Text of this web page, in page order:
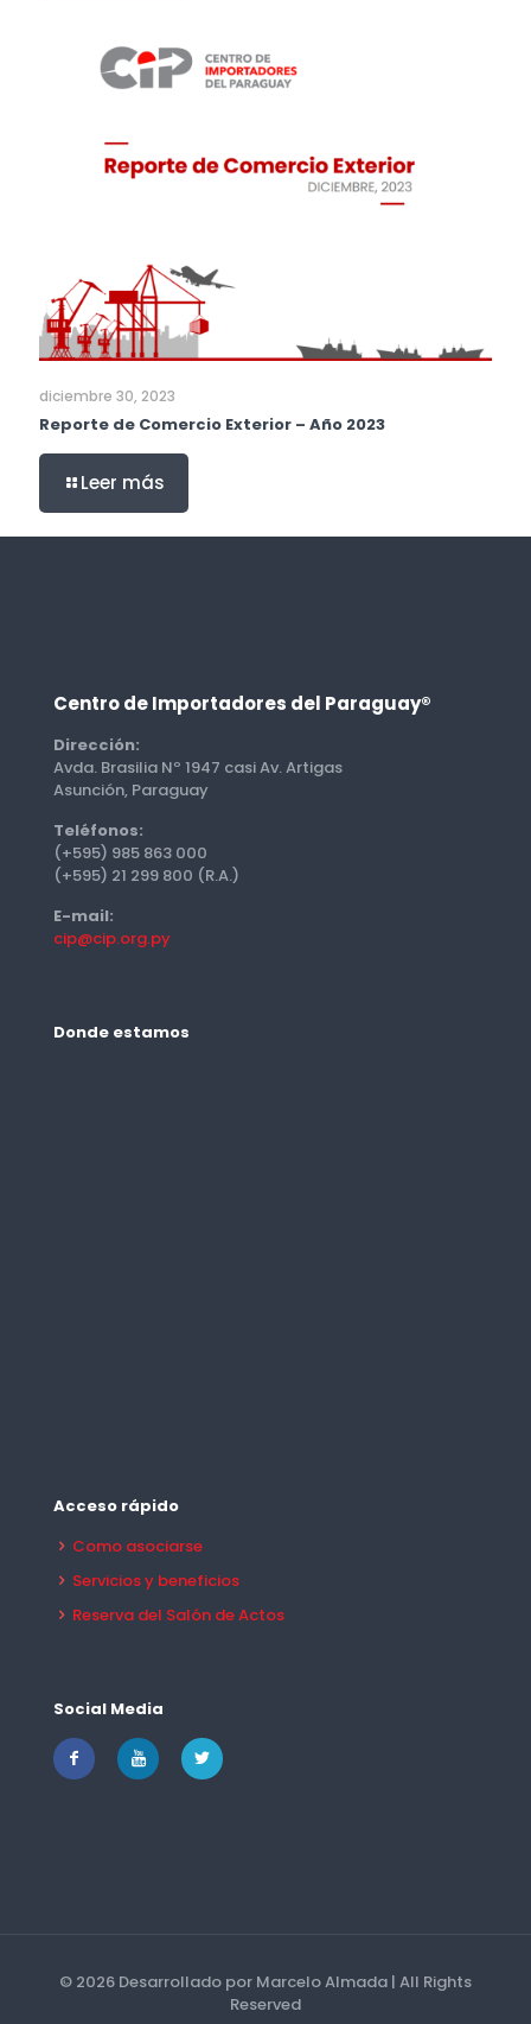
diciembre 30, 2023
Reporte de Comercio Exterior – Año 2023
Leer más
Centro de Importadores del Paraguay®
Dirección:
Avda. Brasilia Nº 1947 casi Av. Artigas
Asunción, Paraguay
Teléfonos:
(+595) 985 863 000
(+595) 21 299 800 (R.A.)
E-mail:
cip@cip.org.py
Donde estamos
Acceso rápido
Como asociarse
Servicios y beneficios
Reserva del Salón de Actos
Social Media
© 2026 Desarrollado por Marcelo Almada | All Rights
Reserved